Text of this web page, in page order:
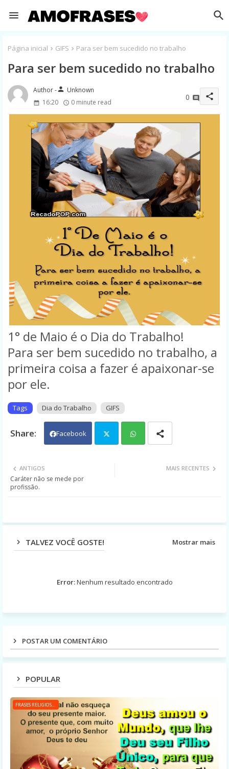
Página inicial GIFS Para ser bem sucedido no trabalho
Para ser bem sucedido no trabalho
person Unknown
16:20
0 minute read
0 share
1° de Maio é o Dia do Trabalho!
Para ser bem sucedido no trabalho, a
primeira coisa a fazer é apaixonar-se
por ele.
Tags Dia do Trabalho GIFS
Facebook
MAIS RECENTES
ANTIGOS
Caráter não se mede por
profissão.
TALVEZ VOCÊ GOSTE! Mostrar mais
Error:Nenhum resultado encontrado
POSTAR UM COMENTÁRIO
POPULAR
FRASES RELIGIOSAS